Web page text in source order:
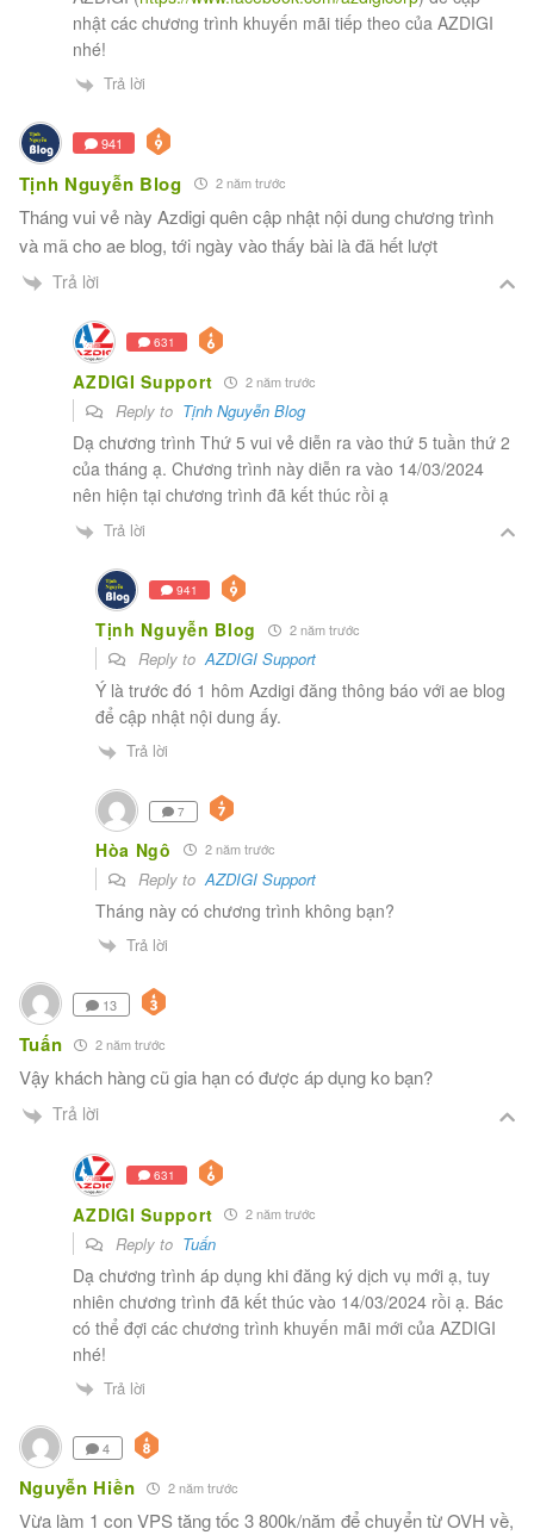
nhật các chương trình khuyến mãi tiếp theo của AZDIGI
nhé!
Trả lời
941
Tịnh Nguyễn Blog 2 năm trước
Tháng vui vẻ này Azdigi quên cập nhật nội dung chương trình
và mã cho ae blog, tới ngày vào thấy bài là đã hết lượt
Trả lời
631
AZDIGI Support 2 năm trước
Reply to Tịnh Nguyễn Blog
Dạ chương trình Thứ 5 vui vẻ diễn ra vào thứ 5 tuần thứ 2
của tháng ạ. Chương trình này diễn ra vào 14/03/2024
nên hiện tại chương trình đã kết thúc rồi ạ
Trả lời
941
Tịnh Nguyễn Blog 2 năm trước
Reply toAZDIGI Support
Ý là trước đó 1 hôm Azdigi đăng thông báo với ae blog
để cập nhật nội dung ấy.
Trả lời
7
Hòa Ngô 2 năm trước
Reply to AZDIGI Support
Tháng này có chương trình không bạn?
Trả lời
13
Tuấn 2 năm trước
Vậy khách hàng cũ gia hạn có được áp dụng ko bạn?
Trả lời
631
AZDIGI Support 2 năm trước
Reply to Tuấn
Dạ chương trình áp dụng khi đăng ký dịch vụ mới ạ, tuy
nhiên chương trình đã kết thúc vào 14/03/2024 rồi ạ. Bác
có thể đợi các chương trình khuyến mãi mới của AZDIGI
nhé!
Trả lời
4
Nguyễn Hiền 2 năm trước
Vừa làm 1 con VPS tăng tốc 3 800k/năm để chuyển từ OVH về,